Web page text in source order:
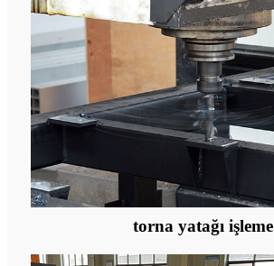
torna yatağı işleme